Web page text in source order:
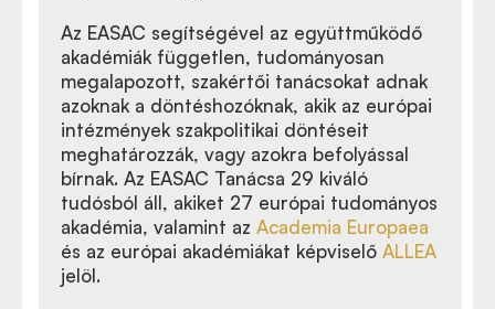
Az EASAC segítségével az együttműködő
akadémiák független, tudományosan
megalapozott, szakértői tanácsokat adnak
azoknak a döntéshozóknak, akik az európai
intézmények szakpolitikai döntéseit
meghatározzák, vagy azokra befolyással
bírnak. Az EASAC Tanácsa 29 kiváló
tudósból áll, akiket 27 európai tudományos
akadémia, valamint az Academia Europaea
és az európai akadémiákat képviselő ALLEA
jelöl.